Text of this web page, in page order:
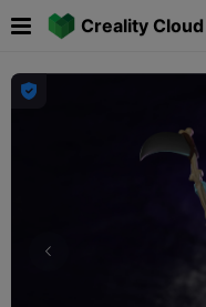
Creality Cloud
